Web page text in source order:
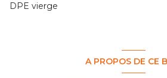
DPE vierge
A PROPOS DE CE